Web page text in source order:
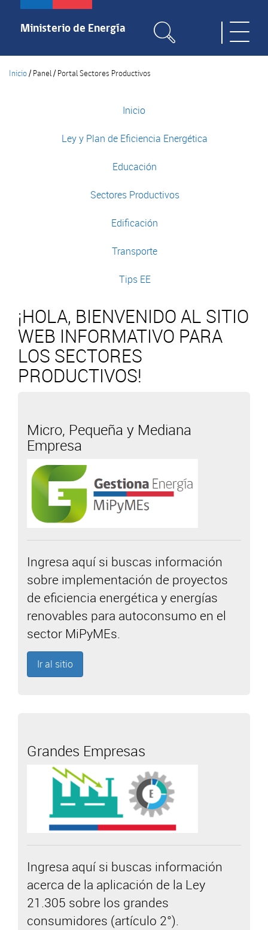
Pasar
contenido
Ministerio de Energía
Inicio/ Panel/ Portal Sectores Productivos
Inicio
Ley y Plan de Eficiencia Energética
Educación
Sectores Productivos
Edificación
Transporte
Tips EE
¡HOLA, BIENVENIDO AL SITIO
WEB INFORMATIVO PARA
LOS SECTORES
PRODUCTIVOS!
Micro, Pequeña y Mediana
Empresa
Ingresa aquí si buscas información
sobre implementación de proyectos
de eficiencia energética y energías
renovables para autoconsumo en el
sector MiPyMEs.
Ir al sitio
Grandes Empresas
Ingresa aquí si buscas información
acerca de la aplicación de la Ley
21.305 sobre los grandes
consumidores (artículo 2°).